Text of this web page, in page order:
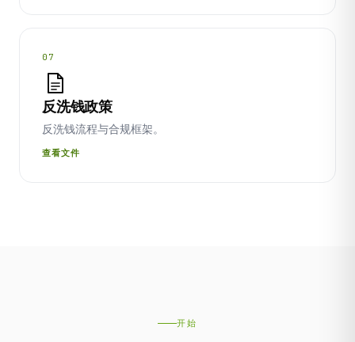
07
反洗钱政策
反洗钱流程与合规框架。
查看文件
开始